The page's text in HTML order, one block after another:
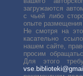
загружаются
с чьей либо
опыте
Не смотря на
касательно
нашем сайте,
просим
Для этого